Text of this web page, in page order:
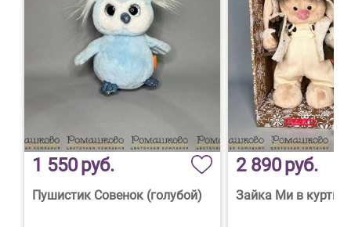
1 550руб.
Пушистик Совенок (голубой)
2 890руб.
Зайка Ми в куртке